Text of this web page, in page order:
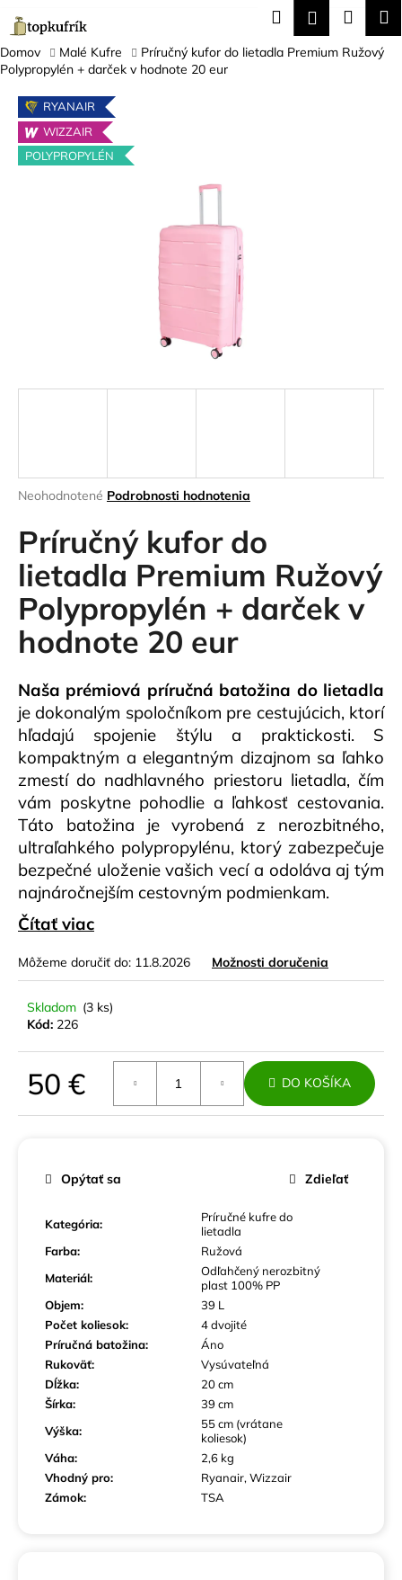
obsah
Hľadať
košík
Domov Malé Kufre
Príručný kufor do lietadla Premium Ružový
Polypropylén + darček v hodnote 20 eur
Priemerné
produktu
je
0,0
5
hviezdičiek.
Neohodnotené Podrobnosti hodnotenia
Príručný kufor do
lietadla Premium Ružový
Polypropylén + darček v
hodnote 20 eur
Naša prémiová príručná batožina do lietadla
je dokonalým spoločníkom pre cestujúcich, ktorí
hľadajú spojenie štýlu a praktickosti. S
kompaktným a elegantným dizajnom sa ľahko
zmestí do nadhlavného priestoru lietadla, čím
vám poskytne pohodlie a ľahkosť cestovania.
Táto batožina je vyrobená z nerozbitného,
ultraľahkého polypropylénu, ktorý zabezpečuje
bezpečné uloženie vašich vecí a odoláva aj tým
najnáročnejším cestovným podmienkam.
Čítať viac
Môžeme doručiť do: 11.8.2026 Možnosti doručenia
Skladom (3 ks)
Kód: 226
50 € DO KOŠÍKA
Kategória:
Príručné kufre do
lietadla
Farba:
Ružová
Materiál:
Odľahčený nerozbitný
plast 100% PP
Objem:
39 L
Počet koliesok:
4 dvojité
Príručná batožina:
Áno
Rukoväť:
Vysúvateľná
Dĺžka:
20 cm
Šírka:
39 cm
Výška:
55 cm (vrátane
koliesok)
Váha:
2,6 kg
Vhodný pro:
Ryanair, Wizzair
Zámok: TSA
Opýtať sa Zdieľať
RYANAIR
WIZZAIR
POLYPROPYLÉN
o
š
í
Späť
Späť
Č
o
p
o
s
ť
HĽADAŤ
O
d
p
o
r
ú
č
a
m
e
SET
CESTOVNÝCH
PREMIUM
SMARAGDOVÝ
POLYPROPYLÉN
120
Pôvodne: